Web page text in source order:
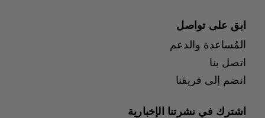
ابق على تواصل
المُساعدة والدعم
اتصل بنا
انضم إلى فريقنا
اشترك في نشرتنا الإخبارية